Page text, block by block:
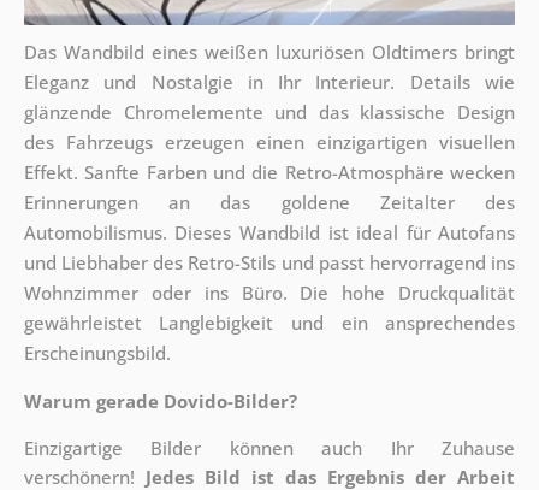
Das Wandbild eines weißen luxuriösen Oldtimers bringt
Eleganz und Nostalgie in Ihr Interieur. Details wie
glänzende Chromelemente und das klassische Design
des Fahrzeugs erzeugen einen einzigartigen visuellen
Effekt. Sanfte Farben und die Retro-Atmosphäre wecken
Erinnerungen an das goldene Zeitalter des
Automobilismus. Dieses Wandbild ist ideal für Autofans
und Liebhaber des Retro-Stils und passt hervorragend ins
Wohnzimmer oder ins Büro. Die hohe Druckqualität
gewährleistet Langlebigkeit und ein ansprechendes
Erscheinungsbild.
Warum gerade Dovido-Bilder?
Einzigartige Bilder können auch Ihr Zuhause
verschönern! Jedes Bild ist das Ergebnis der Arbeit